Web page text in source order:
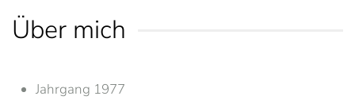
Über mich
Jahrgang 1977